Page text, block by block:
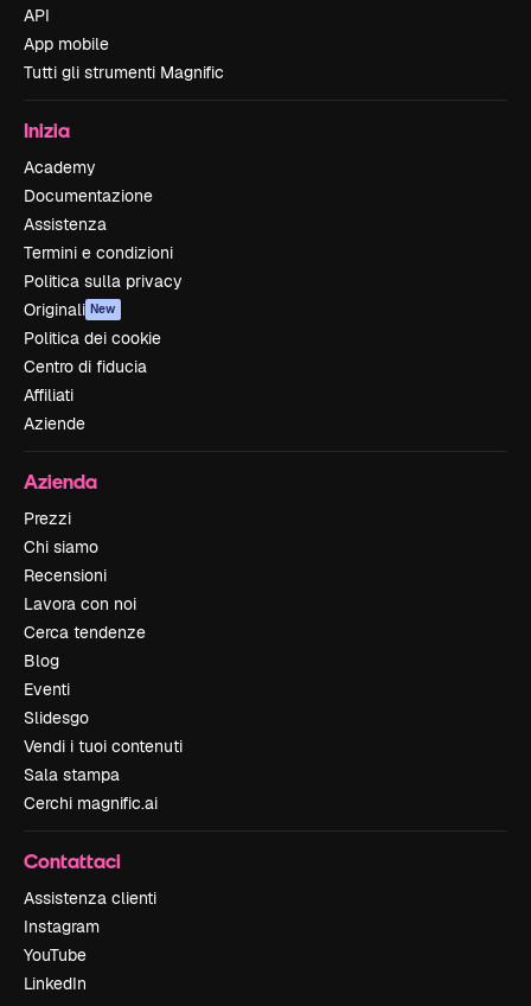
API
App mobile
Tutti gli strumenti Magnific
Inizia
Academy
Documentazione
Assistenza
Termini e condizioni
Politica sulla privacy
Originali New
Politica dei cookie
Centro di fiducia
Affiliati
Aziende
Azienda
Prezzi
Chi siamo
Recensioni
Lavora con noi
Cerca tendenze
Blog
Eventi
Slidesgo
Vendi i tuoi contenuti
Sala stampa
Cerchi magnific.ai
Contattaci
Assistenza clienti
Instagram
YouTube
LinkedIn